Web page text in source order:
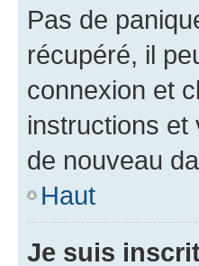
Pas de
récupéré, il
connexion et
instructions et
de nouveau
Haut
Je suis